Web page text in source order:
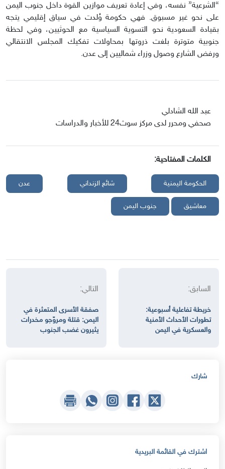
“الشرعية” نفسه، وفي إعادة تعريف موازين القوة داخل جنوب اليمن
على نحو غير مسبوق. فهي حكومة وُلدت في سياق إقليمي يتجه
بقيادة السعودية نحو التسوية السياسية مع الحوثيين، وفي لحظة
جنوبية متوترة بلغت ذروتها بمحاولات تفكيك المجلس الانتقالي
ورفض الشارع وصول وزراء شماليين إلى عدن.
عبد الله الشادلي
صحفي ومحرر لدى مركز سوث24 للأخبار والدراسات
الكلمات المفتاحية:
الحكومة اليمنية شائع الزنداني عدن
معاشيق جنوب اليمن
السابق:
خريطة تفاعلية أسبوعية:
تطورات الأحداث الأمنية
والعسكرية في اليمن
التالي:
صفقة الأسرى المتعثرة في
اليمن: قتلة ومروّجو مخدرات
يثيرون غضب الجنوب
شارك
اشترك في القائمة البريدية